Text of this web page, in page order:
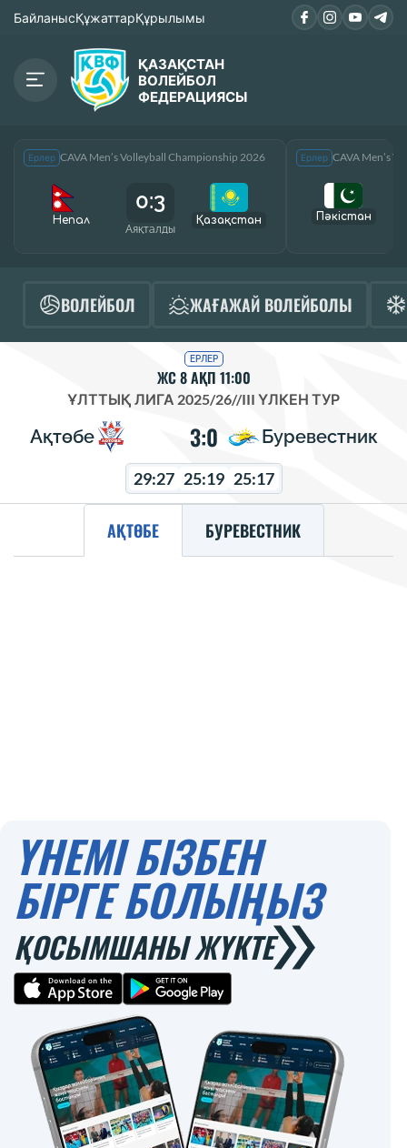
БайланысҚұжаттарҚұрылымы
ҚАЗАҚСТАН
ВОЛЕЙБОЛ
ФЕДЕРАЦИЯСЫ
Ерлер CAVA Men’s Volleyball Championship 2026
Непал
0:3
Аяқталды
Қазақcтан
Ерлер CAVA Men’s
Пәкістан
ВОЛЕЙБОЛ ЖАҒАЖАЙ ВОЛЕЙБОЛЫ
ЕРЛЕР
ЖС 8 АҚП 11:00
ҰЛТТЫҚ ЛИГА 2025/26//III ҮЛКЕН ТУР
Ақтөбе 3:0 Буревестник
29:27 25:19 25:17
АҚТӨБЕ БУРЕВЕСТНИК
ҮНЕМІ БІЗБЕН
БІРГЕ БОЛЫҢЫЗ
ҚОСЫМШАНЫ ЖҮКТЕ